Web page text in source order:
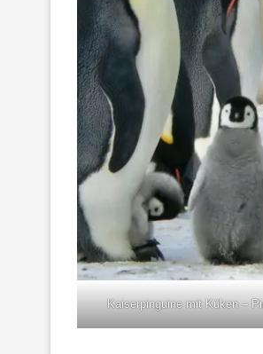
Kaiserpinguine mit Küken –